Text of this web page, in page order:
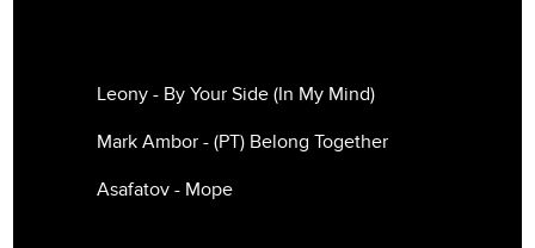
Leony - By Your Side (In My Mind)
Mark Ambor - (РТ) Belong Together
Asafatov - Море